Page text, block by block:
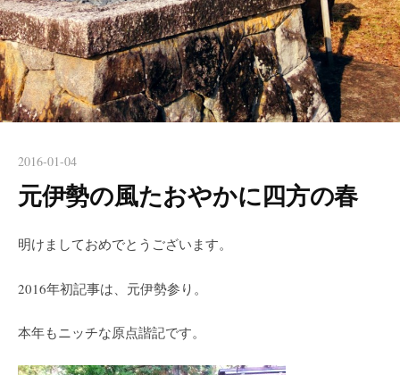
2016-01-04
元伊勢の風たおやかに四方の春
明けましておめでとうございます。
2016年初記事は、元伊勢参り。
本年もニッチな原点諧記です。